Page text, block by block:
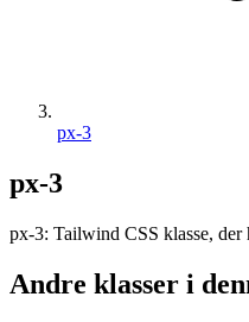
px-3
px-3
px-3: Tailwind CSS klasse, der
Andre klasser i